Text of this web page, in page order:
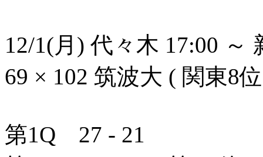
12/1(月) 代々木 17:00 ～
69 × 102 筑波大 ( 関東
第1Q 27 - 21